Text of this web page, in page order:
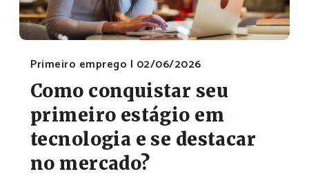
Primeiro emprego | 02/06/2026
Como conquistar seu
primeiro estágio em
tecnologia e se destacar
no mercado?